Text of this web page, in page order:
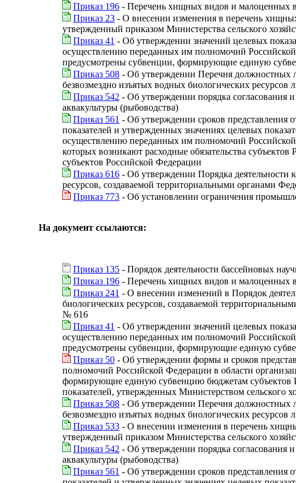
Приказ 196 - Перечень хищных видов и малоценных
Приказ 23 - О внесении изменения в перечень
утвержденный приказом Министерства сельского
Приказ 41 - Об утверждении значений целевых
осуществлению переданных им полномочий
предусмотрены субвенции, формирующие единую
Приказ 508 - Об утверждении Перечня должностных
безвозмездно изъятых водных биологических
Приказ 542 - Об утверждении порядка согласования
аквакультуры (рыбоводства)
Приказ 561 - Об утверждении сроков представления
показателей и утвержденных значениях целевых
осуществлению переданных им полномочий
которых возникают расходные обязательства
субъектов Российской Федерации
Приказ 616 - Об утверждении Порядка деятельности
ресурсов, создаваемой территориальными органами
Приказ 773 - Об установлении ограничения
На документ ссылаются:
Приказ 135 - Порядок деятельности бассейновых
Приказ 196 - Перечень хищных видов и малоценных
Приказ 241 - О внесении изменений в Порядок
биологических ресурсов, создаваемой
№ 616
Приказ 41 - Об утверждении значений целевых
осуществлению переданных им полномочий
предусмотрены субвенции, формирующие единую
Приказ 50 - Об утверждении формы и сроков
полномочий Российской Федерации в области
формирующие единую субвенцию бюджетам субъектов
показателей, утвержденных Министерством сельского
Приказ 508 - Об утверждении Перечня должностных
безвозмездно изъятых водных биологических
Приказ 533 - О внесении изменения в перечень
утвержденный приказом Министерства сельского
Приказ 542 - Об утверждении порядка согласования
аквакультуры (рыбоводства)
Приказ 561 - Об утверждении сроков представления